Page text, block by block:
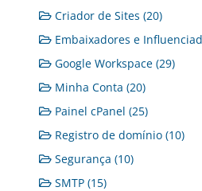
Criador de Sites (20)
Embaixadores e
Google Workspace (29)
Minha Conta (20)
Painel cPanel (25)
Registro de domínio (10)
Segurança (10)
SMTP (15)